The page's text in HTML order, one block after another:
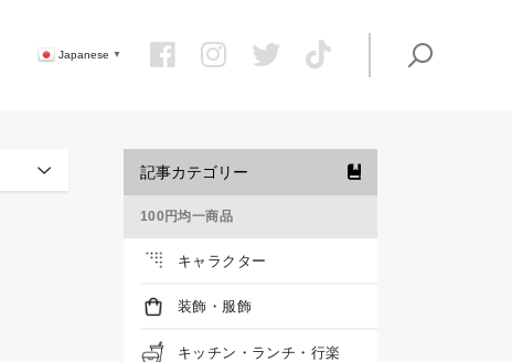
Japanese ▼
記事カテゴリー
100円均一商品
キャラクター
装飾・服飾
キッチン・ランチ・行楽